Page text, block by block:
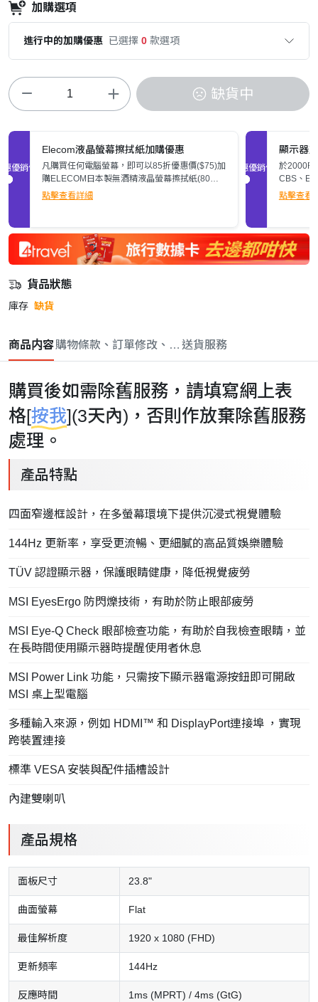
加購選項
進行中的加購優惠 已選擇 0 款選項
缺貨中
促銷優惠
Elecom液晶螢幕擦拭紙加購優惠
凡購買任何電腦螢幕，即可以85折優惠價($75)加
購ELECOM日本製無酒精液晶螢幕擦拭紙(80
張)。
點擊查看詳細
促銷優惠
顯示器
於
CBS、
$200。立
點擊查看
貨品狀態
庫存 缺貨
商品内容購物條款、訂單修改、取消與退款政策
送貨服務
購買後如需除舊服務，請填寫網上表
格[按我](3天內)，否則作放棄除舊服務
處理。
產品特點
四面窄邊框設計，在多螢幕環境下提供沉浸式視覺體驗
144Hz 更新率，享受更流暢、更細膩的高品質娛樂體驗
TÜV 認證顯示器，保護眼睛健康，降低視覺疲勞
MSI EyesErgo 防閃爍技術，有助於防止眼部疲勞
MSI Eye-Q Check 眼部檢查功能，有助於自我檢查眼睛，並
在長時間使用顯示器時提醒使用者休息
MSI Power Link 功能，只需按下顯示器電源按鈕即可開啟
MSI 桌上型電腦
多種輸入來源，例如 HDMI™ 和 DisplayPort連接埠 ，實現
跨裝置連接
標準 VESA 安裝與配件插槽設計
內建雙喇叭
產品規格
面板尺寸 23.8"
曲面螢幕 Flat
最佳解析度 1920 x 1080 (FHD)
更新頻率 144Hz
反應時間 1ms (MPRT) / 4ms (GtG)